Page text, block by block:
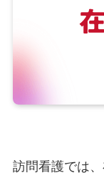
訪問看護では